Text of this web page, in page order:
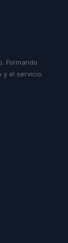
Formando
y el servicio.